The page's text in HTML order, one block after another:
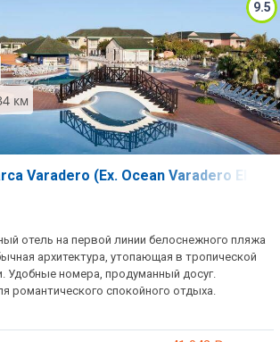
9.5
км
Varadero (Ex. Ocean Varadero El
отель на первой линии белоснежного пляжа
архитектура, утопающая в тропической
Удобные номера, продуманный досуг.
романтического спокойного отдыха.